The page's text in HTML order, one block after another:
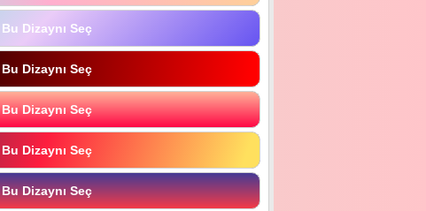
Bu Dizaynı Seç
Bu Dizaynı Seç
Bu Dizaynı Seç
Bu Dizaynı Seç
Bu Dizaynı Seç